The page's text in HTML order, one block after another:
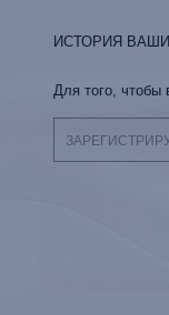
ИСТОРИЯ
Для того, чтобы